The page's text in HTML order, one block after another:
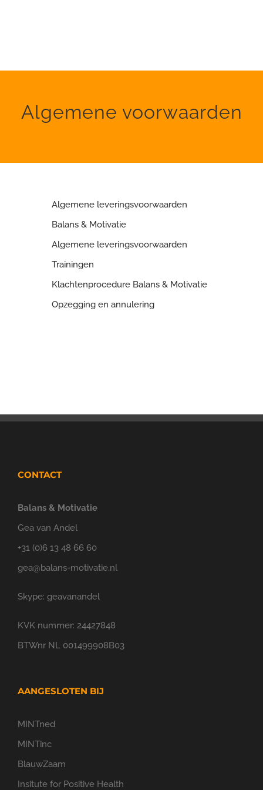
Algemene voorwaarden
Algemene leveringsvoorwaarden
Balans & Motivatie
Algemene leveringsvoorwaarden
Trainingen
Klachtenprocedure Balans & Motivatie
Opzegging en annulering
CONTACT
Balans & Motivatie
Gea van Andel
+31 (0)6 13 48 66 60
gea@balans-motivatie.nl
Skype: geavanandel
KVK nummer: 24427848
BTWnr NL 001499908B03
AANGESLOTEN BIJ
MINTned
MINTinc
BlauwZaam
Insitute for Positive Health